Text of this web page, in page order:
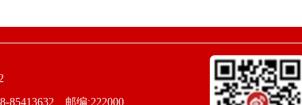
85413632 邮编:222000